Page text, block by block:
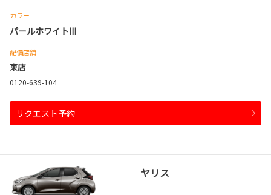
カラー
パールホワイトIII
配備店舗
東店
0120-639-104
リクエスト予約
ヤリス